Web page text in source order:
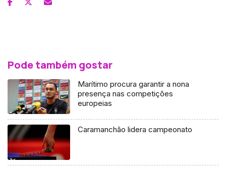
Pode também gostar
Marítimo procura garantir a nona
presença nas competições
europeias
Caramanchão lidera campeonato